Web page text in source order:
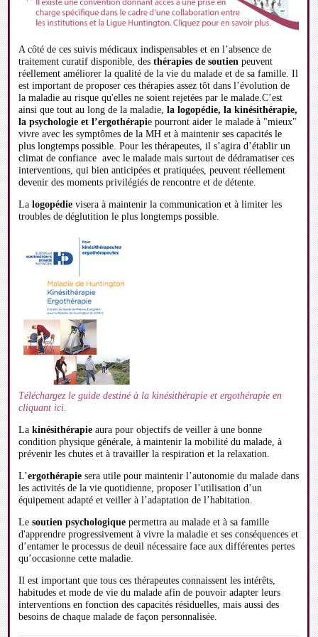
A côté de ces suivis médicaux indispensables et en l’absence de
traitement curatif disponible, des thérapies de soutien peuvent
réellement améliorer la qualité de la vie du malade et de sa famille. Il
est important de proposer ces thérapies assez tôt dans l’évolution de
la maladie au risque qu'elles ne soient rejetées par le malade.C’est
ainsi que tout au long de la maladie, la logopédie, la kinésithérapie,
la psychologie et l’ergothérapie pourront aider le malade à "mieux"
vivre avec les symptômesde la MH et à maintenir ses capacités le
plus longtemps possible. Pour les thérapeutes, il s’agira d’établir un
climat de confiance avec le malade mais surtout de dédramatiser ces
interventions , qui bien anticipées et pratiquées, peuvent réellement
devenir des moments privilégiés de rencontre et de détente.
Lalogopédie visera à maintenir la communication et à limiter les
troubles de déglutition le plus longtemps possible.
Téléchargez le guide destiné à la kinésithérapie et ergothérapie en
cliquant ici.
Lakinésithérapie aura pour objectifs de veiller à une bonne
condition physique générale, à maintenir la mobilité du malade, à
prévenir les chutes et à travailler la respiration et la relaxation.
L’ergothérapie sera utile pour maintenir l’autonomie du malade dans
les activités de la vie quotidienne, proposer l’utilisation d’un
équipement adapté et veiller à l’adaptation de l’habitation.
Lesoutien psychologique permettra au malade et à sa famille
d'apprendre progressivement à vivre la maladie et ses conséquences et
d’entamer le processus de deuil nécessaire face aux différentes pertes
qu’occasionne cette maladie.
Il est important que tous ces thérapeutes connaissent les intérêts,
habitudes et mode de vie du malade afin de pouvoir adapter leurs
interventions en fonction des capacités résiduelles, mais aussi des
besoins de chaque malade de façon personnalisée.